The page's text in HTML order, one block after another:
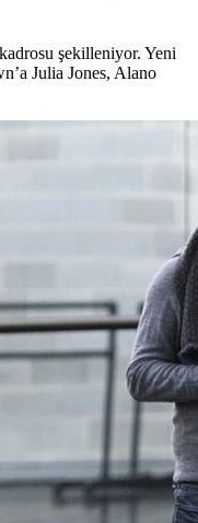
şekilleniyor. Yeni
Julia Jones, Alano